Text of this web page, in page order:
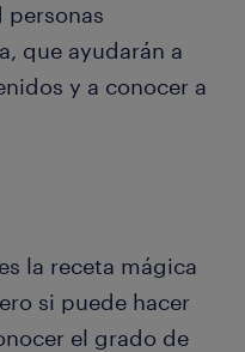
personas
que ayudarán a
y a conocer a
la receta mágica
si puede hacer
el grado de